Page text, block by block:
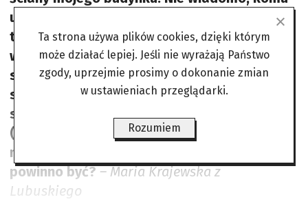
użyczono grunt – na razie koszty ponosi
tylko nasza wspólnota, która jest obciążana
wykonaniem wiaty i kosztami jej
sprzątania. Dotychczas grunty gminy były
sprzątane przez gminę na jej koszt, ale
skoro grunt użyczono wspólnocie, to ona
(czyli tak naprawdę właściciele
mieszkań) ponosi wszelkie wydatki. Czy tak
powinno być?– Maria Krajewska z
Lubuskiego
Ta strona używa plików cookies, dzięki którym
może działać lepiej. Jeśli nie wyrażają Państwo
zgody, uprzejmie prosimy o dokonanie zmian
w ustawieniach przeglądarki.
Rozumiem